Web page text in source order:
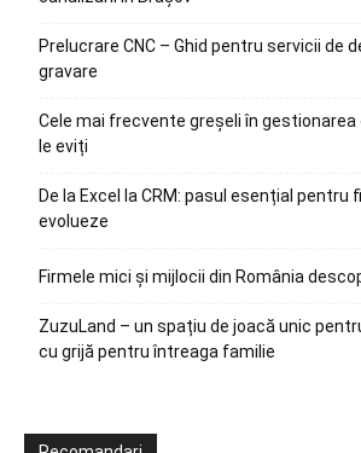
Prelucrare CNC – Ghid pentru servicii de
gravare
Cele mai frecvente greșeli în
le eviți
De la Excel la CRM: pasul esențial pentru
evolueze
Firmele mici și mijlocii din România
ZuzuLand – un spațiu de joacă unic
cu grijă pentru întreaga familie